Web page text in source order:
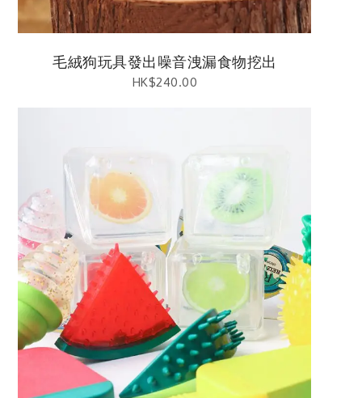
毛絨狗玩具發出噪音洩漏食物挖出
HK$240.00